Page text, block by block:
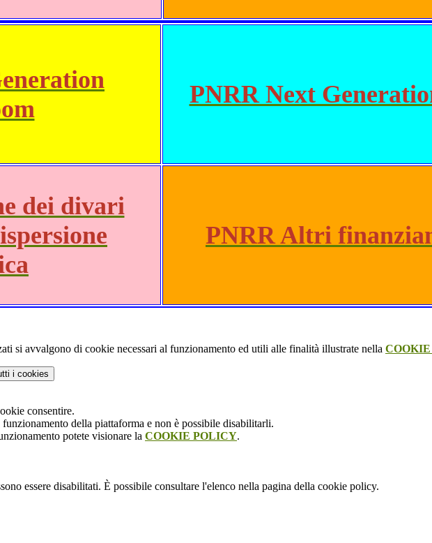
PNRR Next
dei divari
PNRR Altri
si avvalgono di cookie necessari al funzionamento ed utili alle finalità illustrate nella
i cookies
consentire.
della piattaforma e non è possibile disabilitarli.
potete visionare la COOKIE POLICY.
essere disabilitati. È possibile consultare l'elenco nella pagina della cookie policy.